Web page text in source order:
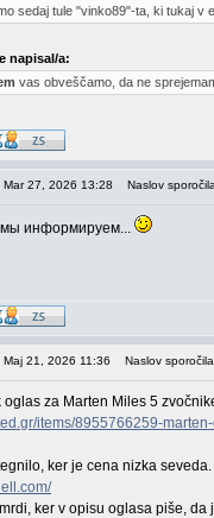
sedaj tule "vinko89"-ta, ki tukaj v
napisal/a:
vas obveščamo, da ne
27, 2026 13:28 Naslov
информируем...
21, 2026 11:36 Naslov
oglas za Marten Miles 5
items/8955766259-
ker je cena nizka
ker v opisu oglasa piše,